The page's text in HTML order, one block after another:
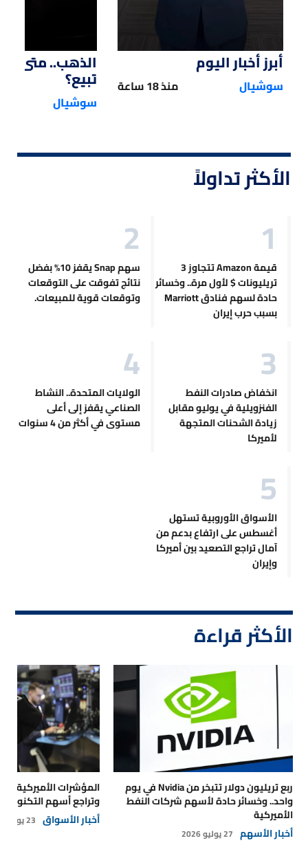
أبرز أخبار اليوم
سوشيال منذ 18 ساعة
الذهب.. متى
تبيع؟
سوشيال
الأكثر تداولاً
قيمة Amazon تتجاوز 3
تريليونات $ لأول مرة.. وخسائر
حادة لسهم فنادق Marriott
بسبب حرب إيران
سهم Snap يقفز 10% بفضل
نتائج تفوقت على التوقعات
وتوقعات قوية للمبيعات.
انخفاض صادرات النفط
الفنزويلية في يوليو مقابل
زيادة الشحنات المتجهة
لأميركا
الولايات المتحدة.. النشاط
الصناعي يقفز إلى أعلى
مستوى في أكثر من 4 سنوات
الأسواق الأوروبية تستهل
أغسطس على ارتفاع بدعم من
آمال تراجع التصعيد بين أميركا
وإيران
الأكثر قراءة
ربع تريليون دولار تتبخر من Nvidia في يوم
واحد.. وخسائر حادة لأسهم شركات النفط
الأميركية
أخبار الأسهم 27 يوليو 2026
المؤشرات الأميركية
وتراجع أسهم
أخبار الأسواق 23 يوليو 2026